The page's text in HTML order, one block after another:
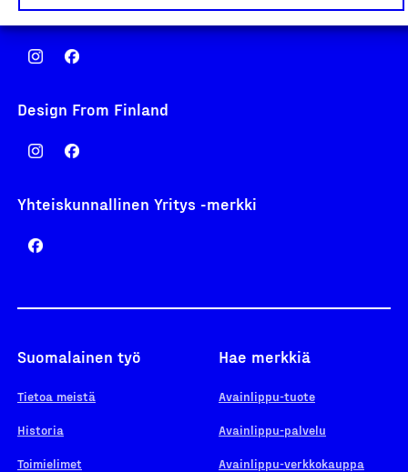
Avainlippu
Design From Finland
Yhteiskunnallinen Yritys -merkki
Suomalainen työ
Tietoa meistä
Historia
Toimielimet
Hae merkkiä
Avainlippu-tuote
Avainlippu-palvelu
Avainlippu-verkkokauppa